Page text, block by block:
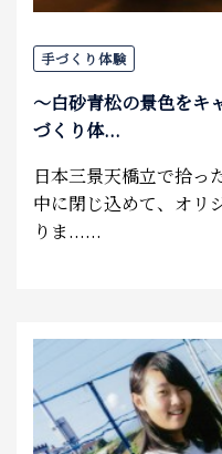
手づくり体験
～白砂青松の景色をキ
づくり体...
日本三景天橋立で拾っ
中に閉じ込めて、オリ
りま......